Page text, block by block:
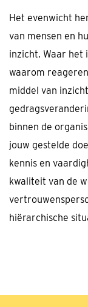
Het evenwicht
van mensen en
inzicht. Waar het
waarom
middel van
binnen de
jouw gestelde
kennis en
kwaliteit van de
hiërarchische